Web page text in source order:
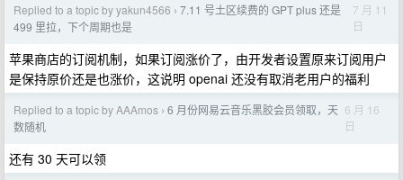
Replied to a topic by yakun4566 › 7.11 号土区续费的 GPT plus 还是
499 里拉，下个周期也是
7 月 11
日
苹果商店的订阅机制，如果订阅涨价了，由开发者设置原来订阅用户
是保持原价还是也涨价，这说明 openai 还没有取消老用户的福利
Replied to a topic by AAAmos › 6 月份网易云音乐黑胶会员领取，天
数随机
6 月 16
日
还有 30 天可以领